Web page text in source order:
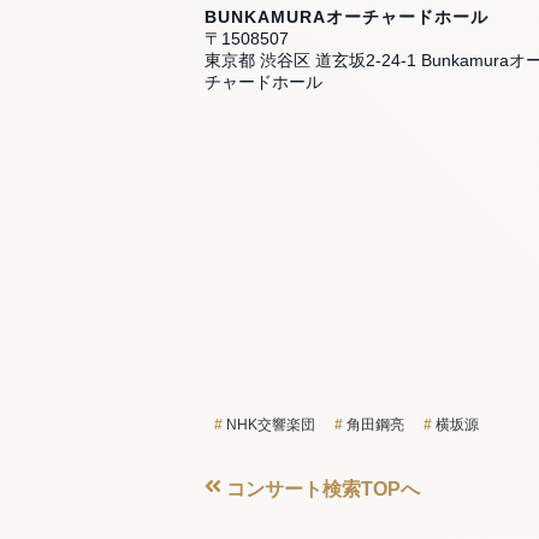
BUNKAMURAオーチャードホール
〒1508507
東京都 渋谷区 道玄坂2-24-1 Bunkamuraオ
チャードホール
NHK交響楽団 角田鋼亮 横坂源
コンサート検索TOPへ